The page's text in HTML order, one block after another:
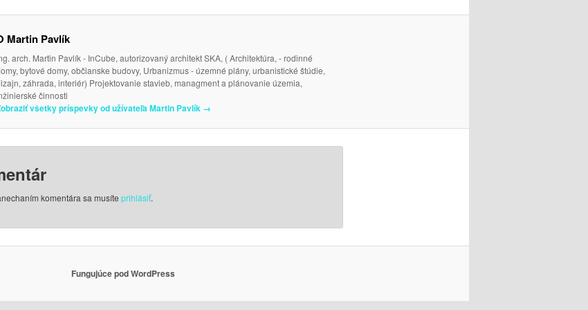
Martin Pavlík
arch. Martin Pavlík - InCube, autorizovaný architekt SKA, ( Architektúra, - rodinné
bytové domy, občianske budovy, Urbanizmus - územné plány, urbanistické štúdie,
záhrada, interiér) Projektovanie stavieb, managment a plánovanie územia,
činnosti
všetky príspevky od užívateľa Martin Pavlík →
komentára sa musíte prihlásiť.
Fungujúce pod WordPress